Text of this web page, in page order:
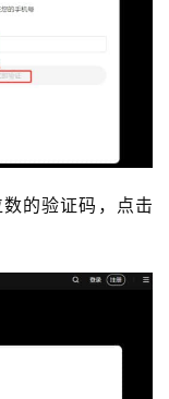
的验证码，点击